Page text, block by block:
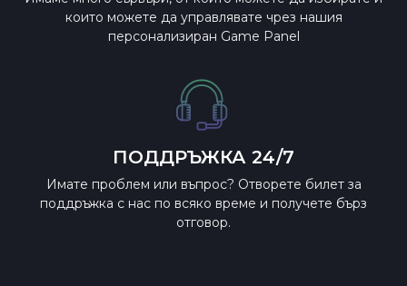
които можете да управлявате чрез нашия
персонализиран Game Panel
ПОДДРЪЖКА 24/7
Имате проблем или въпрос? Отворете билет за
поддръжка с нас по всяко време и получете бърз
отговор.